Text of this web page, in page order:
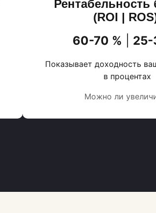
Рентабельность
(ROI |
60-70 % 25-
Показывает доходность
в процентах
Можно ли